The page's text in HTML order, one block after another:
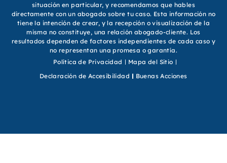
situación en particular, y recomendamos que hables
directamente con un abogado sobre tu caso. Esta información no
tiene la intención de crear, y la recepción o visualización de la
misma no constituye, una relación abogado-cliente. Los
resultados dependen de factores independientes de cada caso y
no representan una promesa o garantía.
Política de Privacidad
Mapa del Sitio
Declaración de Accesibilidad
Buenas Acciones